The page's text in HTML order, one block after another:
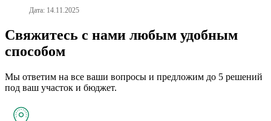
Дата: 14.11.2025
Свяжитесь с нами любым удобным
способом
Мы ответим на все ваши вопросы и предложим до 5 решений
под ваш участок и бюджет.